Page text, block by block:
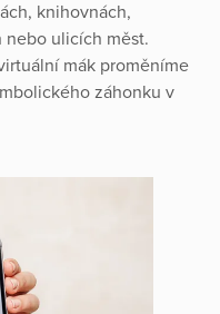
knihovnách,
ulicích měst.
mák proměníme
záhonku v